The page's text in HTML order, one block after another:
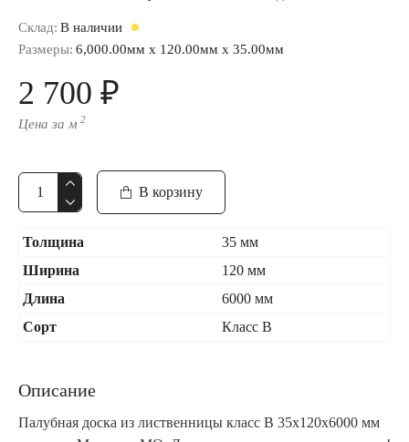
Склад: В наличии
Размеры: 6,000.00мм x 120.00мм x 35.00мм
2 700 ₽
В корзину
Цена за м 2
Толщина
35 мм
Ширина
120 мм
Длина
6000 мм
Сорт
Класс В
Описание
Палубная доска из лиственницы класс В 35x120x6000 мм